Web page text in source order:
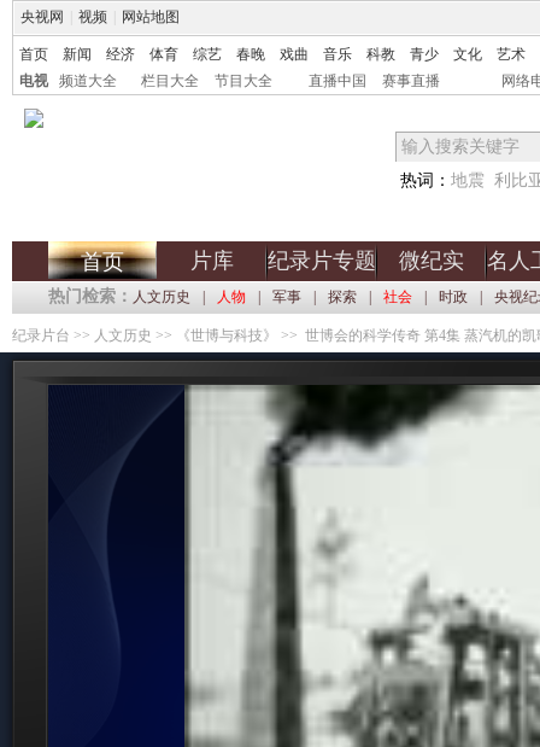
央视网 视频 网站地图
首页 新闻 经济 体育 综艺 春晚 戏曲 音乐 科教 青少 文化
艺术
电视
频道大全 栏目大全 节目大全 直播中国 赛事直播 网络
热词： 地震 利比
首页 片库 纪录片专题 微纪实 名人
热门检索： 人文历史 人物 军事 探索 社会 时政 央视
纪录片台 >> 人文历史 >> 《世博与科技》 >> 世博会的科学传奇 第4集 蒸汽机的凯